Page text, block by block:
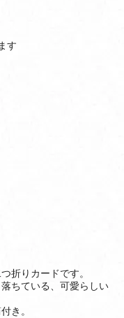
す
折りカードです。
ちている、可愛らしい
き。